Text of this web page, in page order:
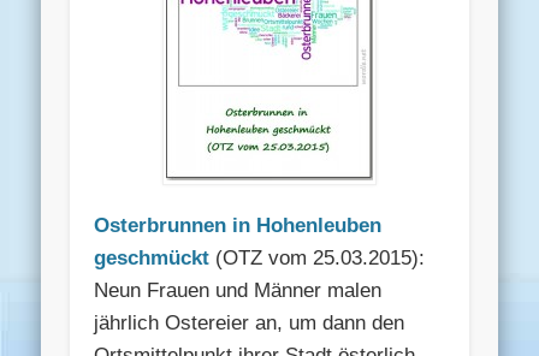
Osterbrunnen in Hohenleuben
geschmückt (OTZ vom 25.03.2015):
Neun Frauen und Männer malen
jährlich Ostereier an, um dann den